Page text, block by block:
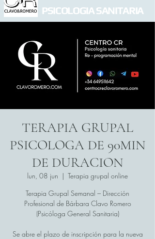
PSICOLOGIA SANITARIA
TERAPIA GRUPAL
PSICOLOGA DE 90MIN
DE DURACION
lun, 08 jun
  |
Terapia grupal online
Terapia Grupal Semanal – Dirección
Profesional de Bárbara Clavo Romero
(Psicóloga General Sanitaria)
Se abre el plazo de inscripción para la nueva